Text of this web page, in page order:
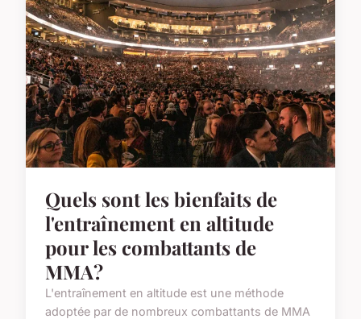
Quels sont les bienfaits de
l'entraînement en altitude
pour les combattants de
MMA?
L'entraînement en altitude est une méthode
adoptée par de nombreux combattants de MMA